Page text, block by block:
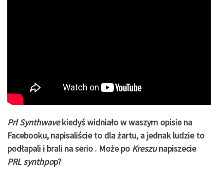
Prl Synthwavekiedyś widniało w waszym opisie na
Facebooku, napisaliście to dla żartu, a jednak ludzie to
podłapali i brali na serio . Może po Kreszunapiszecie
PRL synthpop?